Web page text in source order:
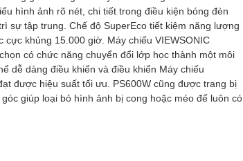
hình ảnh rõ nét, chi tiết trong điều kiện bóng đèn
sự tập trung. Chế độ SuperEco tiết kiệm năng lượng
khủng 15.000 giờ. Máy chiếu VIEWSONIC
có chức năng chuyển đổi lớp học thành một môi
dễ dàng điều khiển và điều khiển Máy chiếu
được hiệu suất tối ưu. PS600W cũng được trang bị
giúp loại bỏ hình ảnh bị cong hoặc méo để luôn có